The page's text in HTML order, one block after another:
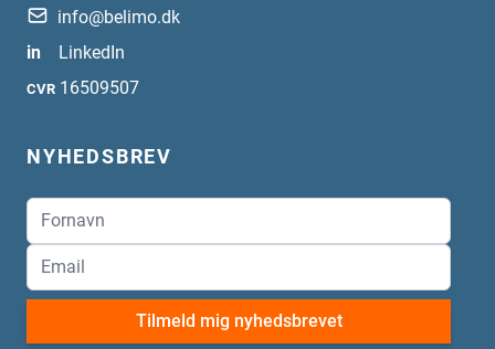
info@belimo.dk
in
LinkedIn
CVR 16509507
NYHEDSBREV
Tilmeld mig nyhedsbrevet